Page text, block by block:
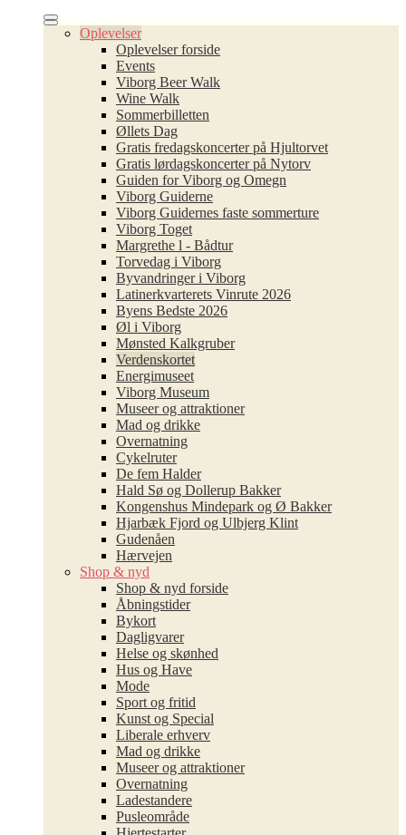
Oplevelser
Oplevelser forside
Events
Viborg Beer Walk
Wine Walk
Sommerbilletten
Øllets Dag
Gratis fredagskoncerter på Hjultorvet
Gratis lørdagskoncerter på Nytorv
Guiden for Viborg og Omegn
Viborg Guiderne
Viborg Guidernes faste sommerture
Viborg Toget
Margrethe l - Bådtur
Torvedag i Viborg
Byvandringer i Viborg
Latinerkvarterets Vinrute 2026
Byens Bedste 2026
Øl i Viborg
Mønsted Kalkgruber
Verdenskortet
Energimuseet
Viborg Museum
Museer og attraktioner
Mad og drikke
Overnatning
Cykelruter
De fem Halder
Hald Sø og Dollerup Bakker
Kongenshus Mindepark og Ø Bakker
Hjarbæk Fjord og Ulbjerg Klint
Gudenåen
Hærvejen
Shop & nyd
Shop & nyd forside
Åbningstider
Bykort
Dagligvarer
Helse og skønhed
Hus og Have
Mode
Sport og fritid
Kunst og Special
Liberale erhverv
Mad og drikke
Museer og attraktioner
Overnatning
Ladestandere
Pusleområde